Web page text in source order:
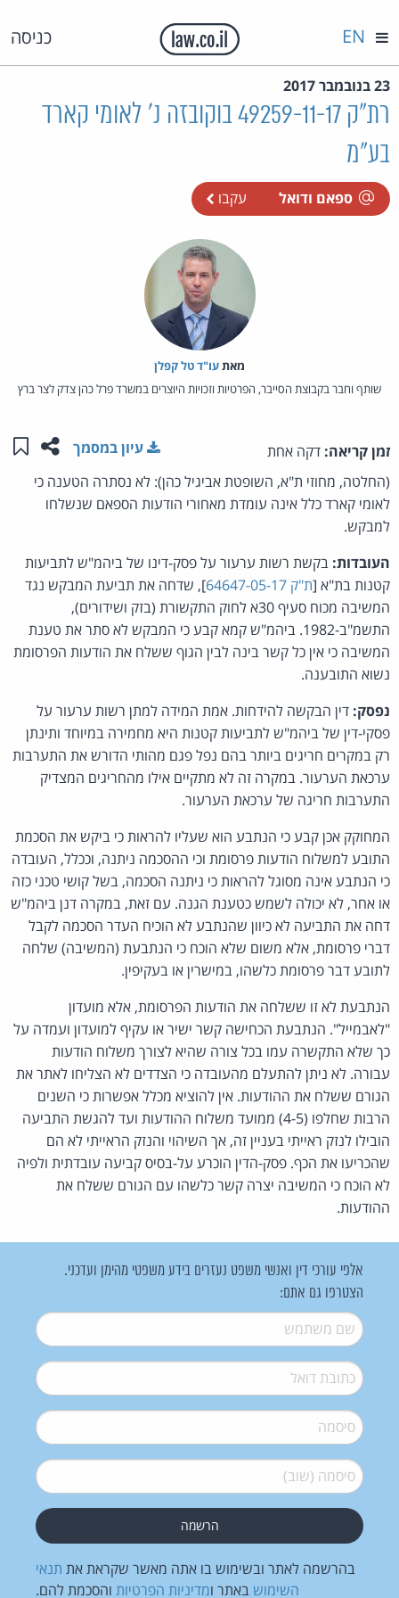
כניסה EN
23 בנובמבר 2017
רת"ק 49259-11-17 בוקובזה נ' לאומי קארד
בע"מ
ספאם ודואל עקבו
מאת‏עו"ד טל קפלן
שותף וחבר בקבוצת הסייבר, הפרטיות וזכויות היוצרים במשרד פרל כהן צדק לצר ברץ
זמן קריאה: דקה אחת שתפו
עיון במסמך
(החלטה, מחוזי ת"א, השופטת אביגיל כהן): לא נסתרה הטענה כי
לאומי קארד כלל אינה עומדת מאחורי הודעות הספאם שנשלחו
למבקש.
העובדות: בקשת רשות ערעור על פסק-דינו של ביהמ"ש לתביעות
קטנות בת"א [ת"ק 64647-05-17
], שדחה את תביעת המבקש נגד
המשיבה מכוח סעיף 30א לחוק התקשורת (בזק ושידורים),
התשמ"ב-1982. ביהמ"ש קמא קבע כי המבקש לא סתר את טענת
המשיבה כי אין כל קשר בינה לבין הגוף ששלח את הודעות הפרסומת
נשוא התובענה.
נפסק: דין הבקשה להידחות. אמת המידה למתן רשות ערעור על
פסקי-דין של ביהמ"ש לתביעות קטנות היא מחמירה במיוחד ותינתן
רק במקרים חריגים ביותר בהם נפל פגם מהותי הדורש את התערבות
ערכאת הערעור. במקרה זה לא מתקיים אילו מהחריגים המצדיק
התערבות חריגה של ערכאת הערעור.
המחוקק אכן קבע כי הנתבע הוא שעליו להראות כי ביקש את הסכמת
התובע למשלוח הודעות פרסומת וכי ההסכמה ניתנה, וככלל, העובדה
כי הנתבע אינה מסוגל להראות כי ניתנה הסכמה, בשל קושי טכני כזה
או אחר, לא יכולה לשמש כטענת הגנה. עם זאת, במקרה דנן ביהמ"ש
דחה את התביעה לא כיוון שהנתבע לא הוכיח העדר הסכמה לקבל
דברי פרסומת, אלא משום שלא הוכח כי הנתבעת (המשיבה) שלחה
לתובע דבר פרסומת כלשהו, במישרין או בעקיפין.
הנתבעת לא זו ששלחה את הודעות הפרסומת, אלא מועדון
"לאבמייל". הנתבעת הכחישה קשר ישיר או עקיף למועדון ועמדה על
כך שלא התקשרה עמו בכל צורה שהיא לצורך משלוח הודעות
עבורה. לא ניתן להתעלם מהעובדה כי הצדדים לא הצליחו לאתר את
הגורם ששלח את ההודעות. אין להוציא מכלל אפשרות כי השנים
הרבות שחלפו (4-5) ממועד משלוח ההודעות ועד להגשת התביעה
הובילו לנזק ראייתי בעניין זה, אך השיהוי והנזק הראייתי לא הם
שהכריעו את הכף. פסק-הדין הוכרע על-בסיס קביעה עובדתית ולפיה
לא הוכח כי המשיבה יצרה קשר כלשהו עם הגורם ששלח את
ההודעות.
אלפי עורכי דין ואנשי משפט נעזרים בידע משפטי מהימן ועדכני.
הצטרפו גם אתם:
שם משתמש*
דואל*
סיסמה*
סיסמה (שוב)*
בהרשמה לאתר ובשימוש בו אתה מאשר שקראת את תנאי
השימוש באתר ומדיניות הפרטיות והסכמת להם.